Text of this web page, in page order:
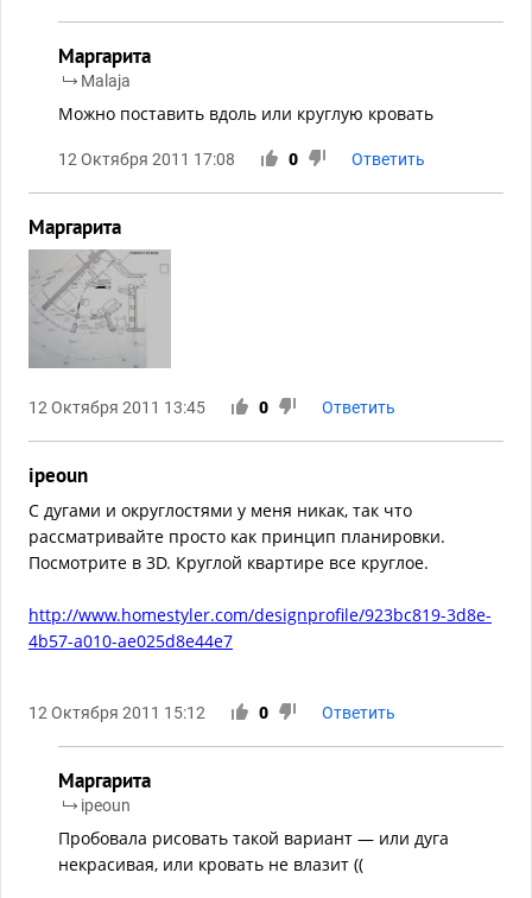
Маргарита
Malaja
Можно поставить вдоль или круглую кровать
12 Октября 2011 17:08 0 Ответить
Маргарита
12 Октября 2011 13:45 0 Ответить
ipeoun
С дугами и округлостями у меня никак, так что
рассматривайте просто как принцип планировки.
Посмотрите в 3D. Круглой квартире все круглое.
http://www.homestyler.com/designprofile/923bc819-3d8e-
4b57-a010-ae025d8e44e7
12 Октября 2011 15:12 0 Ответить
Маргарита
ipeoun
Пробовала рисовать такой вариант — или дуга
некрасивая, или кровать не влазит ((